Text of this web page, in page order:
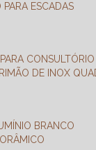
PARA ESCADAS
CONSULTÓRIO
DE INOX
BRANCO